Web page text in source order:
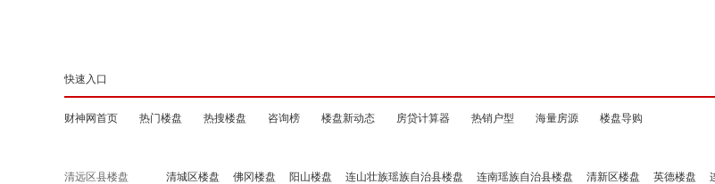
快速入口
财神网首页 热门楼盘 热搜楼盘 咨询榜 楼盘新动态 房贷计算器 热销户型 海量房源 楼盘导购
清远区县楼盘 清城区楼盘 佛冈楼盘 阳山楼盘 连山壮族瑶族自治县楼盘 连南瑶族自治县楼盘 清新区楼盘 英德楼盘